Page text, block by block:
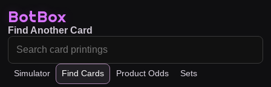
BotBox
Simulator Find Cards Product Odds Sets
Find Another Card